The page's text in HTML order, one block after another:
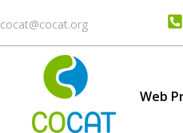
cocat@cocat.org
Web